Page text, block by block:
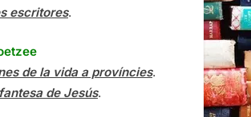
escritores.
de la vida a províncies.
de Jesús.